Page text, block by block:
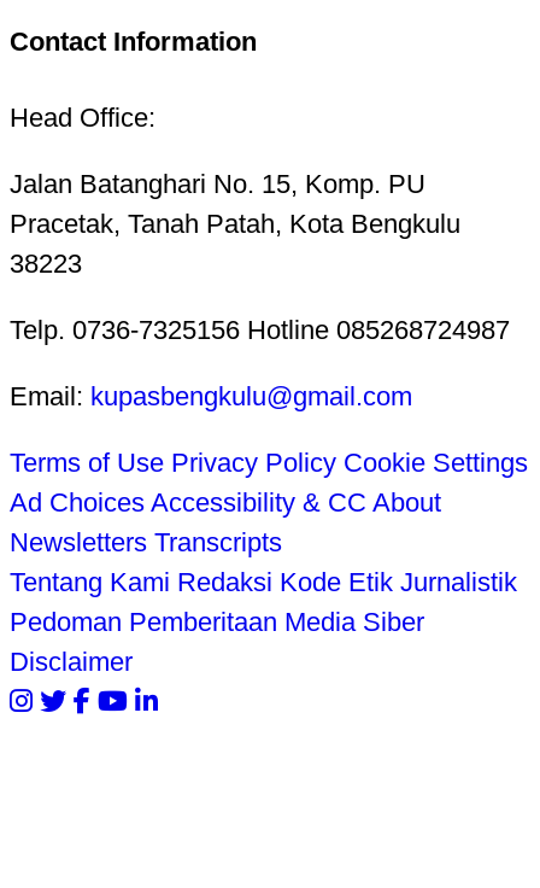
Contact Information
Head Office:
Jalan Batanghari No. 15, Komp. PU
Pracetak, Tanah Patah, Kota Bengkulu
38223
Telp. 0736-7325156 Hotline 085268724987
Email: kupasbengkulu@gmail.com
Terms of Use Privacy Policy Cookie Settings
Ad Choices Accessibility & CC About
Newsletters Transcripts
Tentang Kami Redaksi Kode Etik Jurnalistik
Pedoman Pemberitaan Media Siber
Disclaimer